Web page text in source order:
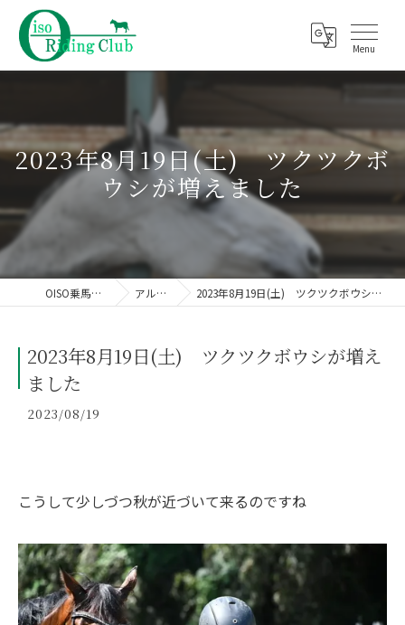
2023年8月19日(土) ツクツクボ
ウシが増えました
OISO乗馬クラブ アルバム 2023年8月19日(土) ツクツクボウシが増えました
2023年8月19日(土) ツクツクボウシが増え
ました
2023/08/19
こうして少しづつ秋が近づいて来るのですね